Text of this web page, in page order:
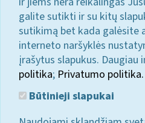
galite sutikti ir su kitų
sutikimą bet kada galėsite
interneto naršyklės
įrašytus slapukus. Daugiau
politika; Privatumo politika.
Būtinieji slapukai